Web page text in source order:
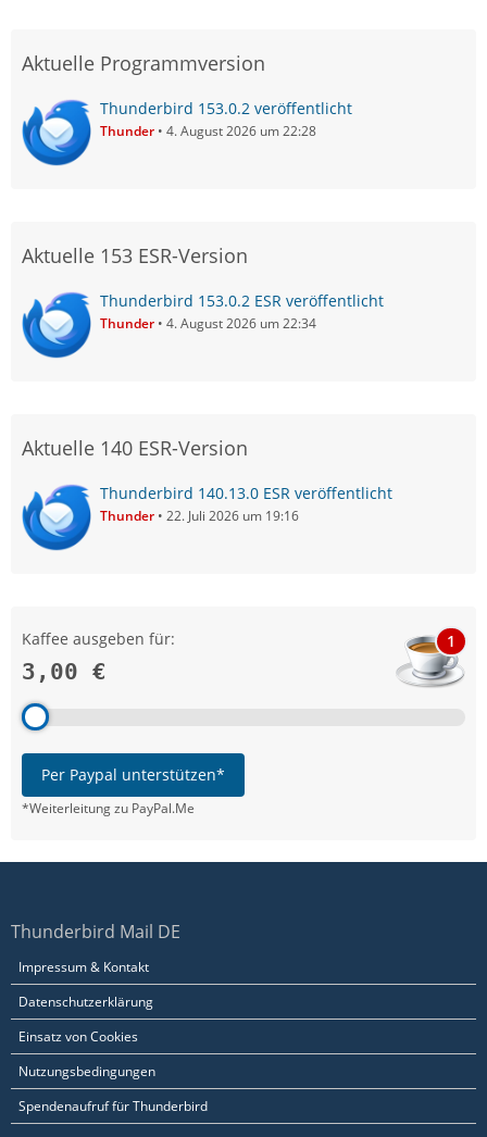
Aktuelle Programmversion
Thunderbird 153.0.2 veröffentlicht
Thunder 4. August 2026 um 22:28
Aktuelle 153 ESR-Version
Thunderbird 153.0.2 ESR veröffentlicht
Thunder 4. August 2026 um 22:34
Aktuelle 140 ESR-Version
Thunderbird 140.13.0 ESR veröffentlicht
Thunder 22. Juli 2026 um 19:16
Kaffee ausgeben für:
3,00 €
1
Per Paypal unterstützen*
*Weiterleitung zu PayPal.Me
Thunderbird Mail DE
Impressum & Kontakt
Datenschutzerklärung
Einsatz von Cookies
Nutzungsbedingungen
Spendenaufruf für Thunderbird